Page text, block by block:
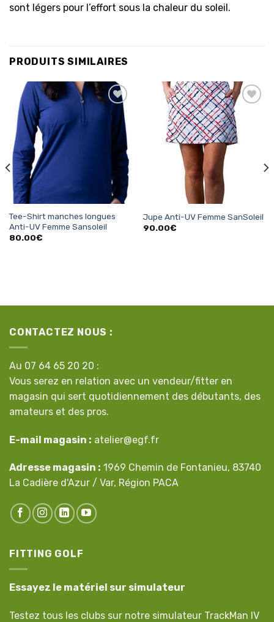
sont légers pour l’effort sous la chaleur du soleil.
PRODUITS SIMILAIRES
Ajouter
d’envies
Tee-Shirt manches longues
Anti-UV Femme Sansoleil
80.00€
Ajouter
Jupe Anti-UV Femme SanSoleil
90.00€
CONTACTEZ NOUS :
Au 07 64 65 20 20 :
Vous serez en relation avec un vendeur/fitter en
magasin qui sert quotidiennement des débutants, des
amateurs et des pros.
E-mail magasin : atelier@egf.fr
Adresse magasin : 1969 Chemin de Fontanieu, 83740
La Cadière d'Azur / Var, Région PACA
FITTING GOLF
Essayez le matériel sur simulateur
Testez tous les clubs sur notre simulateur TrackMan IV